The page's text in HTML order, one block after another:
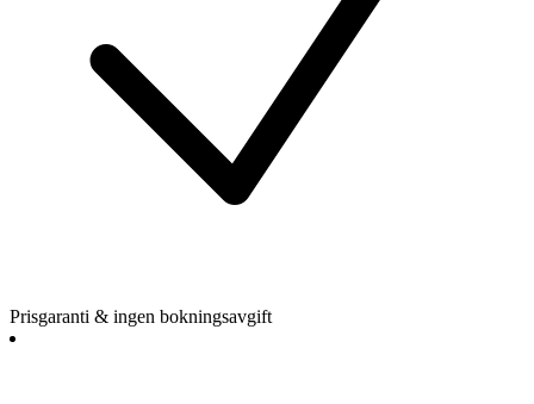
Prisgaranti & ingen bokningsavgift